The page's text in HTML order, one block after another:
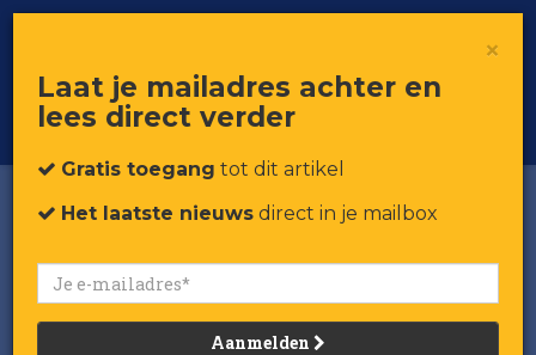
Voor professionals in retail & brands
Toggle
×
Laat je mailadres achter en
lees direct verder
Gratis toegang tot dit artikel
Het laatste nieuws direct in je mailbox
Aanmelden